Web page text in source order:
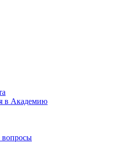
в Академию
вопросы